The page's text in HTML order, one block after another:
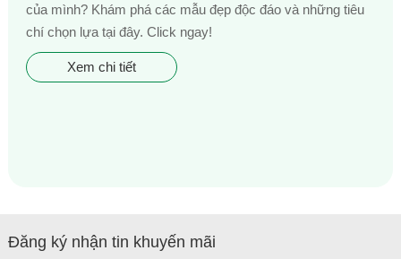
của mình? Khám phá các mẫu đẹp độc đáo và những tiêu
chí chọn lựa tại đây. Click ngay!
Xem chi tiết
Đăng ký nhận tin khuyến mãi